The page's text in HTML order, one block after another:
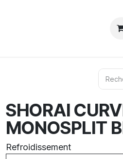
À
SHORAI
MONOSPLIT
Refroidissement